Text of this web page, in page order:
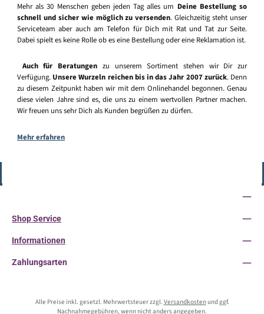
Mehr als 30 Menschen geben jeden Tag alles um Deine Bestellung so
schnell und sicher wie möglich zu versenden. Gleichzeitig steht unser
Serviceteam aber auch am Telefon für Dich mit Rat und Tat zur Seite.
Dabei spielt es keine Rolle ob es eine Bestellung oder eine Reklamation ist.
Auch für Beratungen zu unserem Sortiment stehen wir Dir zur
Verfügung. Unsere Wurzeln reichen bis in das Jahr 2007 zurück. Denn
zu diesem Zeitpunkt haben wir mit dem Onlinehandel begonnen. Genau
diese vielen Jahre sind es, die uns zu einem wertvollen Partner machen.
Wir freuen uns sehr Dich als Kunden begrüßen zu dürfen.
Mehr erfahren
Shop Service
Informationen
Zahlungsarten
Alle Preise inkl. gesetzl. Mehrwertsteuer zzgl. Versandkostenund ggf.
Nachnahmegebühren, wenn nicht anders angegeben.